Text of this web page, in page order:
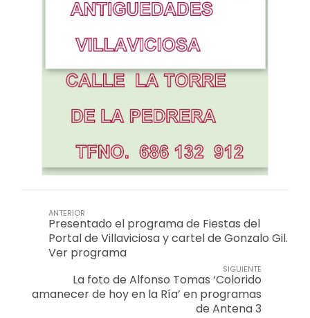
ANTERIOR
Presentado el programa de Fiestas del
Portal de Villaviciosa y cartel de Gonzalo Gil.
Ver programa
SIGUIENTE
La foto de Alfonso Tomas ‘Colorido
amanecer de hoy en la Ría’ en programas
de Antena 3